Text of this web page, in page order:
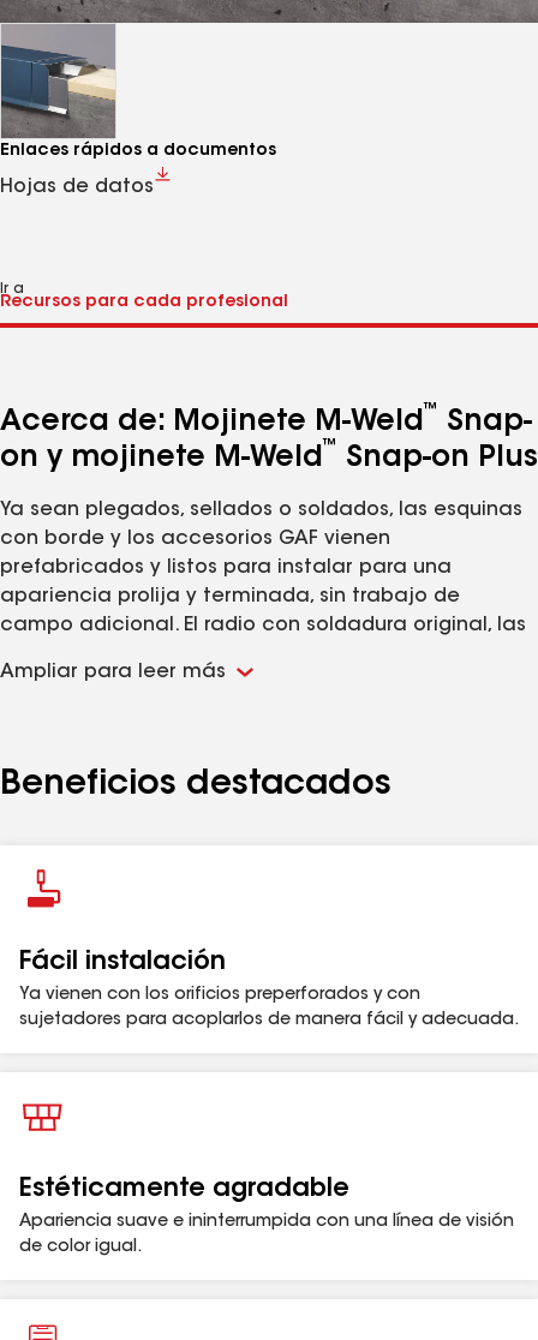
Enlaces rápidos a documentos
Hojas de datos
Ir a
Acerca de: Mojinete M-Weld™
Snap-
on y mojinete M-Weld™ Snap-on Plus
Ya sean plegados, sellados o soldados, las esquinas
con borde y los accesorios GAF vienen
prefabricados y listos para instalar para una
apariencia prolija y terminada, sin trabajo de
campo adicional. El radio con soldadura original, las
extremos y otros accesorios están hechos de
en sujetadores o juntas
Disponible con listones calibre 16 para áreas muy
Ampliar para leer más
Beneficios destacados
Fácil instalación
Ya vienen con los orificios preperforados y con
sujetadores para acoplarlos de manera fácil y adecuada.
Estéticamente agradable
Apariencia suave e ininterrumpida con una línea de visión
de color igual.